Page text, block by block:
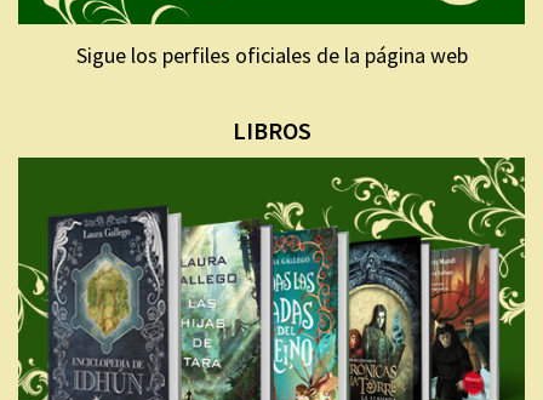
Sigue los perfiles oficiales de la página web
LIBROS